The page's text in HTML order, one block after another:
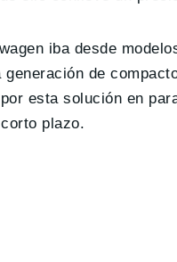
iba desde
de
esta solución en
plazo.